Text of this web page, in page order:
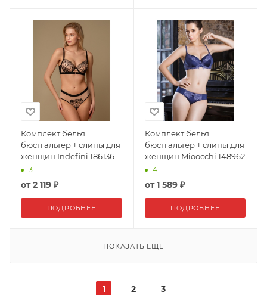
Комплект белья
бюстгальтер + слипы для
женщин Indefini 186136
3
от2 119 ₽
ПОДРОБНЕЕ
Комплект белья
бюстгальтер + слипы для
женщин Mioocchi 148962
4
от1 589 ₽
ПОДРОБНЕЕ
ПОКАЗАТЬ ЕЩЕ
1 2 3